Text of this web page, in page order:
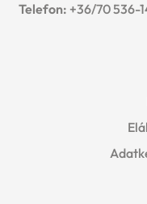
Telefon: +36/70 536-